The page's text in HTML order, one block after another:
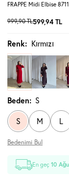
FRAPPE Midi Elbise 8711
999,90TL599,94 TL
Renk: Kırmızı
Beden: S
S M L
Bedenimi Bul
En geç10